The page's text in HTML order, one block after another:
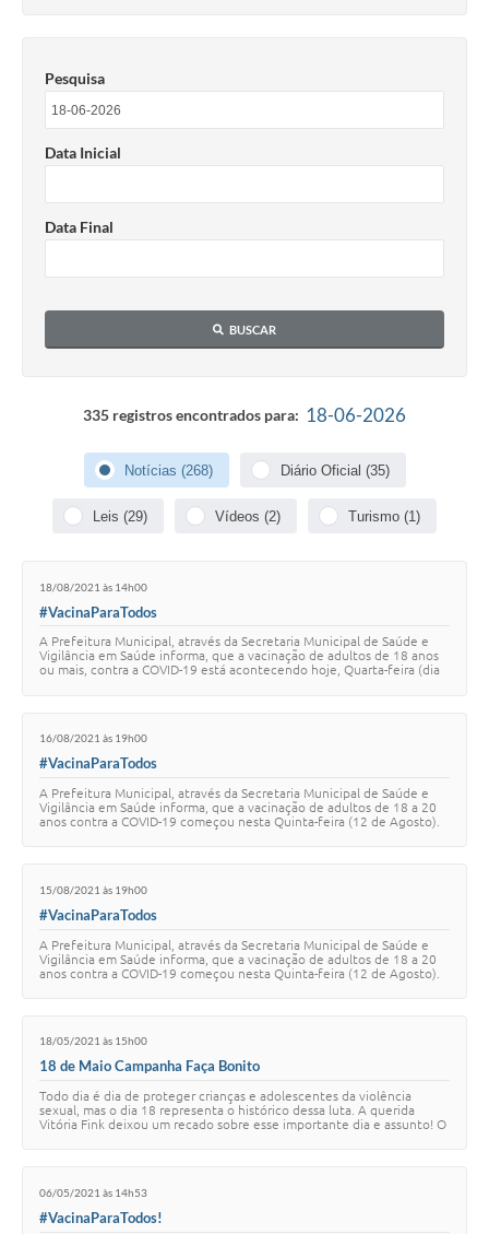
Audiências Públicas
Arquivos para Download
Agenda
Pesquisa
Data Inicial
Data Final
BUSCAR
335 registros encontrados para: 18-06-2026
Notícias (268) Diário Oficial (35)
Leis (29) Vídeos (2) Turismo (1)
18/08/2021 às 14h00
#VacinaParaTodos
A Prefeitura Municipal, através da Secretaria Municipal de Saúde e
Vigilância em Saúde informa, que a vacinação de adultos de 18 anos
ou mais, contra a COVID-19 está acontecendo hoje, Quarta-feira (dia
16/08/2021 às 19h00
#VacinaParaTodos
A Prefeitura Municipal, através da Secretaria Municipal de Saúde e
Vigilância em Saúde informa, que a vacinação de adultos de 18 a 20
anos contra a COVID-19 começou nesta Quinta-feira (12 de Agosto).
15/08/2021 às 19h00
#VacinaParaTodos
A Prefeitura Municipal, através da Secretaria Municipal de Saúde e
Vigilância em Saúde informa, que a vacinação de adultos de 18 a 20
anos contra a COVID-19 começou nesta Quinta-feira (12 de Agosto).
18/05/2021 às 15h00
18 de Maio Campanha Faça Bonito
Todo dia é dia de proteger crianças e adolescentes da violência
sexual, mas o dia 18 representa o histórico dessa luta. A querida
Vitória Fink deixou um recado sobre esse importante dia e assunto! O
06/05/2021 às 14h53
#VacinaParaTodos!